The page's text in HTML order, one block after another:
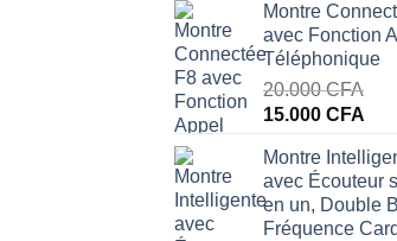
initial
était :
17.000 CFA.
est :
Montre
avec Fonction
Téléphonique
20.000CFA
Le
initial
était :
20.000 CFA.
15.000 CFA
est :
Montre
avec Écouteur
en un, Double
Fréquence